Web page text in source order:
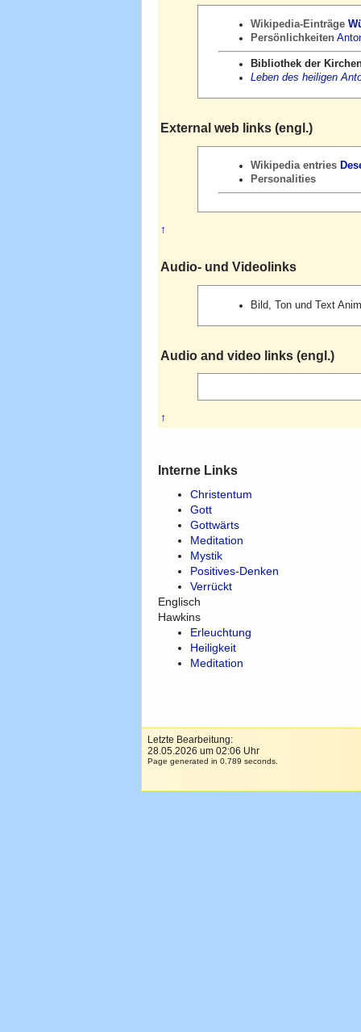
Wikipedia-Einträge
Persönlichkeiten
Bibliothek der
Leben des heiligen
External web links (engl.)
Wikipedia entries
Personalities
↑
Audio- und Videolinks
Bild, Ton und Text
Audio and video links (engl.)
↑
Interne Links
Christentum
Gott
Gottwärts
Meditation
Mystik
Positives-Denken
Verrückt
Englisch
Hawkins
Erleuchtung
Heiligkeit
Meditation
Letzte Bearbeitung:
28.05.2026 um 02:06 Uhr
Page generated in 0.789 seconds.